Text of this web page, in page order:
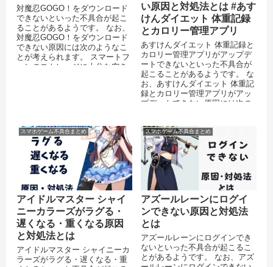
対魔忍GOGO！をダウンロード
できないといった不具合が起こ
ることがあるようです。 なお、
対魔忍GOGO！をダウンロード
できない原因には次のようなこ
とが考えられます。 スマートフ
ォンのストレージに十分な空き
い原因と対処法とは #あす
けんダイエット 体重記録
とカロリー管理アプリ
あすけんダイエット 体重記録と
カロリー管理アプリがアップデ
ートできないといった不具合が
起こることがあるようです。 な
お、あすけんダイエット 体重記
録とカロリー管理アプリがアッ
プデートできない原因には次の
スマホゲーム不具合まとめ
アイドルマスター シャイ
ニーカラーズがラグる・
遅くなる・重くなる原因
と対処法とは
アイドルマスター シャイニーカ
ラーズがラグる・遅くなる・重
スマホゲーム不具合まとめ
アズールレーンにログイ
ンできない原因と対処法
とは
アズールレーンにログインでき
ないといった不具合が起こるこ
とがあるようです。 なお、アズ